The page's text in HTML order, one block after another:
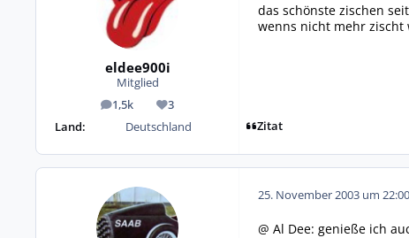
eldee900i
Mitglied
1,5k
Beiträge 3
Reputation
Land:
Deutschland
das schönste zischen
wenns nicht mehr zischt
Zitat
25. November 2003 um 22:00
@ Al Dee: genieße ich